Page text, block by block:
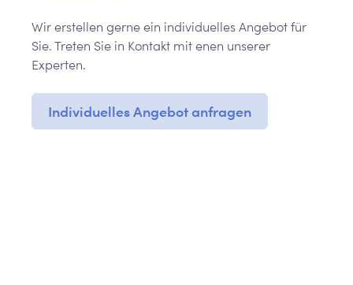
Wir erstellen gerne ein individuelles Angebot für
Sie. Treten Sie in Kontakt mit enen unserer
Experten.
Individuelles Angebot anfragen